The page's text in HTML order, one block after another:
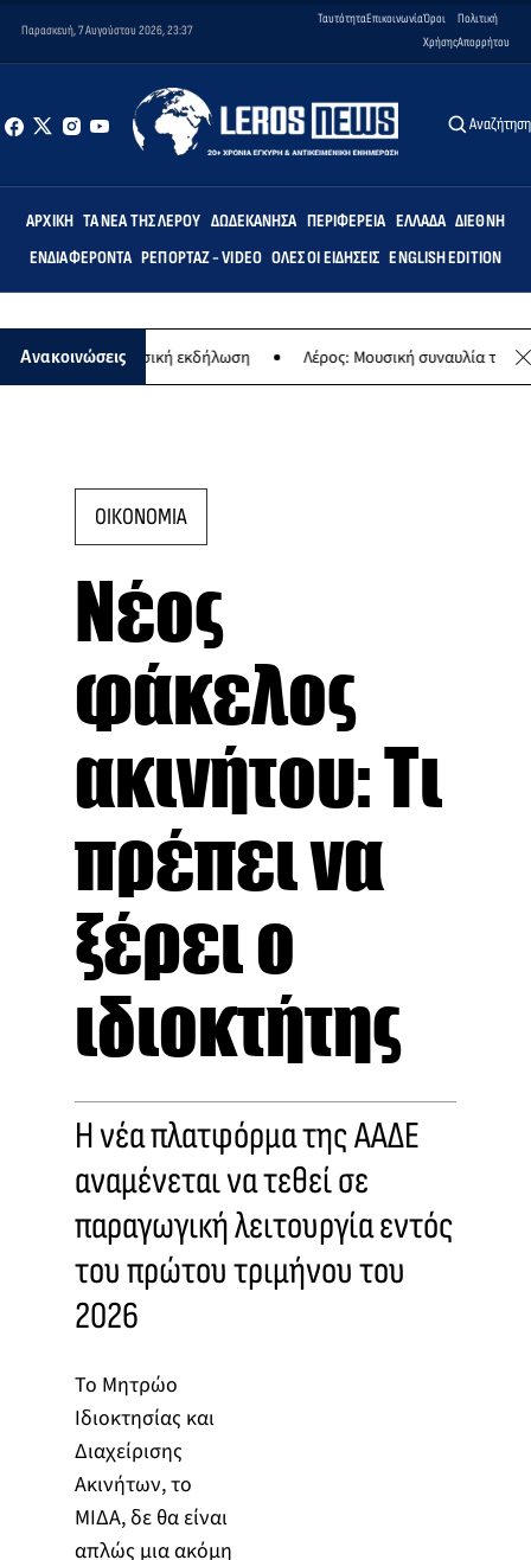
Παρασκευή, 7 Αυγούστου 2026, 23:37
ΤαυτότηταΕπικοινωνίαΌροι
Χρήσης
Πολιτική
Απορρήτου
Αναζήτηση
ΑΡΧΙΚΉ ΤΑ ΝΈΑ ΤΗΣ ΛΈΡΟΥ ΔΩΔΕΚΆΝΗΣΑ ΠΕΡΙΦΈΡΕΙΑ ΕΛΛΆΔΑ ΔΙΕΘΝΉ
ΕΝΔΙΑΦΈΡΟΝΤΑ ΡΕΠΟΡΤΆΖ - VIDEO ΌΛΕΣ ΟΙ ΕΙΔΉΣΕΙΣ ENGLISH EDITION
Ανακοινώσεις
- Μουσική εκδήλωση Λέρος: Μουσική συναυλία των
ΟΙΚΟΝΟΜΙΑ
Νέος
φάκελος
ακινήτου: Τι
πρέπει να
ξέρει ο
ιδιοκτήτης
Η νέα πλατφόρμα της ΑΑΔΕ
αναμένεται να τεθεί σε
παραγωγική λειτουργία εντός
του πρώτου τριμήνου του
2026
Το Μητρώο
Ιδιοκτησίας και
Διαχείρισης
Ακινήτων, το
ΜΙΔΑ, δε θα είναι
απλώς μια ακόμη